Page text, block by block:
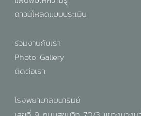
ดาวน์โหลดแบบประเมิน
ร่วมงานกับเรา
Photo Gallery
ติดต่อเรา
โรงพยาบาลมนารมย์